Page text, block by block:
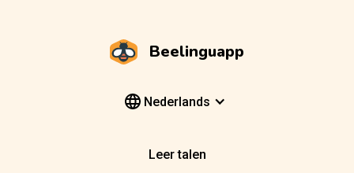
Beelinguapp
Nederlands
Leer talen